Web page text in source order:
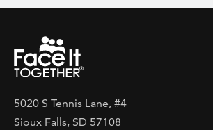
5020 S Tennis Lane, #4
Sioux Falls, SD 57108